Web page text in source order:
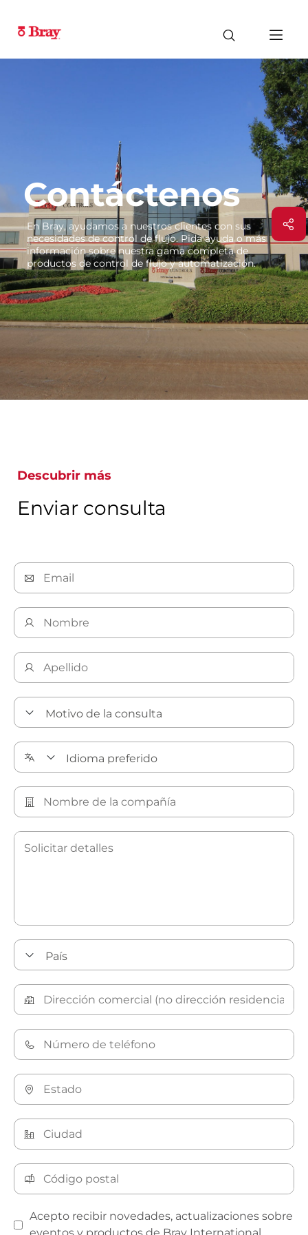
Contáctenos
En Bray, ayudamos a nuestros clientes con sus
necesidades de control de flujo. Pida ayuda o más
información sobre nuestra gama completa de
productos de control de flujo y automatización.
Descubrir más
Enviar consulta
Acepto recibir novedades, actualizaciones sobre